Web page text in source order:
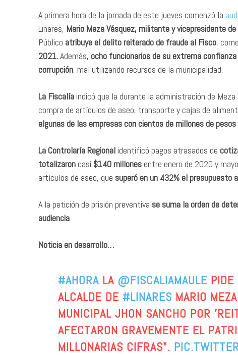
A primera hora de la jornada de este jueves comenzó la
Linares, Mario Meza Vásquez, militante y vicepresidente de
Público atribuye el delito reiterado de fraude al Fisco,
2021.Además, ocho funcionarios de su extrema
corrupción, mal utilizando recursos de la municipalidad.
La Fiscalíaindicó que la durante la administración de
compra de artículos de aseo, transporte y cajas de
algunas de las empresas con cientos de millones de pesos
La Controlaría Regionalidentificó pagos atrasados de
totalizaroncasi $140 millonesentre enero de 2020 y
artículos de aseo, que superó en un 432% el presupuesto
A la petición de prisión preventiva se suma la orden de
audiencia.
Noticia en desarrollo…
#AHORALA @FISCALIAMAULE PIDE
ALCALDE DE #LINARES MARIO
MUNICIPAL JHON SANCHO POR
AFECTARON GRAVEMENTE EL
MILLONARIAS CIFRAS".